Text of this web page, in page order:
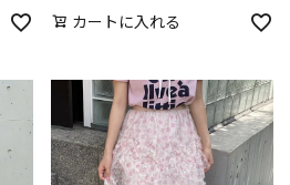
カートに入れる